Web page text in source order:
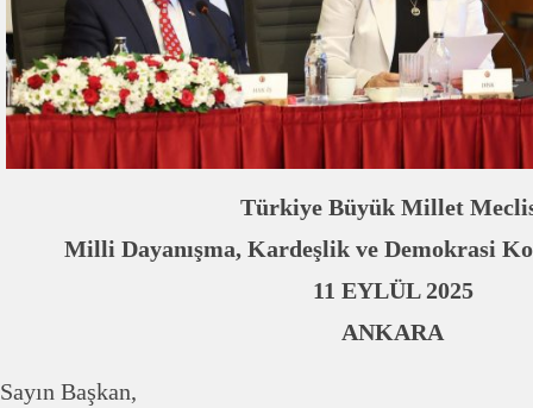
Türkiye Büyük Millet
Milli Dayanışma, Kardeşlik ve Demokrasi
11 EYLÜL 2025
ANKARA
Sayın Başkan,